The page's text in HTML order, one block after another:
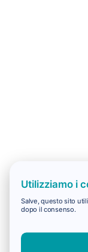
Utilizziamo i
Salve, questo sito
dopo il consenso.